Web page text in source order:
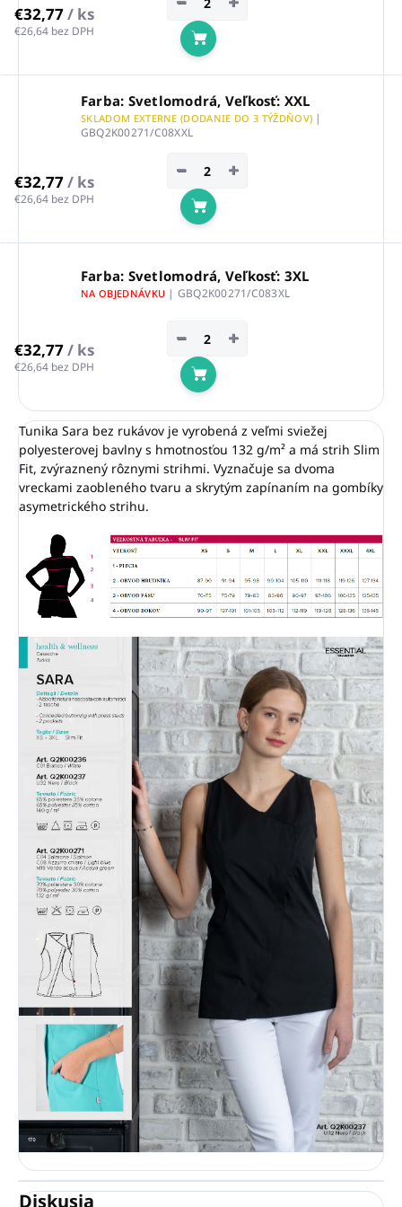
€32,77/ ks
€26,64 bez DPH
Do košíka
Farba: Svetlomodrá, Veľkosť: XXL
SKLADOM EXTERNE (DODANIE DO 3 TÝŽDŇOV) |
GBQ2K00271/C08XXL
€32,77/ ks
€26,64 bez DPH
+
−
Do košíka
Farba: Svetlomodrá, Veľkosť: 3XL
NA OBJEDNÁVKU | GBQ2K00271/C083XL
€32,77/ ks
€26,64 bez DPH
+
−
Do košíka
Tunika Sara bez rukávov je vyrobená z veľmi sviežej
polyesterovej bavlny s hmotnosťou 132 g/m² a má strih Slim
Fit, zvýraznený rôznymi strihmi. Vyznačuje sa dvoma
vreckami zaobleného tvaru a skrytým zapínaním na gombíky
asymetrického strihu.
Diskusia